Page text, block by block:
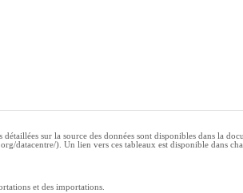
détaillées sur la source des données sont disponibles dans la
datacentre/). Un lien vers ces tableaux est disponible dans
et des importations.